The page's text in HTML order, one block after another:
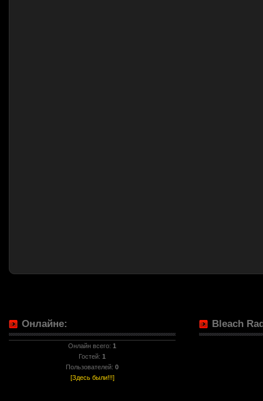
Онлайне:
Онлайн всего: 1
Гостей: 1
Пользователей: 0
[Здесь были!!!]
Bleach